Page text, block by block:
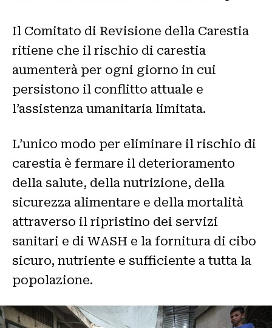
Il Comitato di Revisione della Carestia
ritiene che il rischio di carestia
aumenterà per ogni giorno in cui
persistono il conflitto attuale e
l’assistenza umanitaria limitata.
L’unico modo per eliminare il rischio di
carestia è fermare il deterioramento
della salute, della nutrizione, della
sicurezza alimentare e della mortalità
attraverso il ripristino dei servizi
sanitari e di WASH e la fornitura di cibo
sicuro, nutriente e sufficiente a tutta la
popolazione.